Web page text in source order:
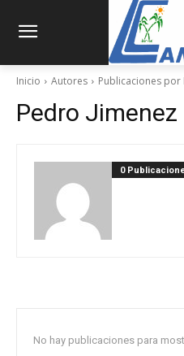
Inicio Autores Publicaciones por
Pedro Jimenez
0
No hay publicaciones para